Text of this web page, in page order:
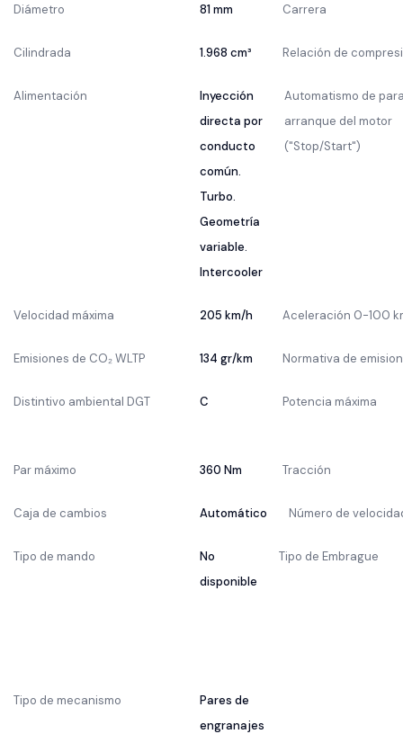
Diámetro 81 mm Carrera
Cilindrada 1.968 cm³ Relación de
Alimentación
Inyección
directa por
conducto
común.
Turbo.
Geometría
variable.
Intercooler
Automatismo de
arranque del motor
("Stop/Start")
Velocidad máxima 205 km/h Aceleración 0-100
Emisiones de CO₂ WLTP 134 gr/km Normativa de
Distintivo ambiental DGT C Potencia máxima
Par máximo 360 Nm Tracción
Caja de cambios Automático Número de
Tipo de mando
No
disponible
Tipo de Embrague
Tipo de mecanismo
Pares de
engranajes